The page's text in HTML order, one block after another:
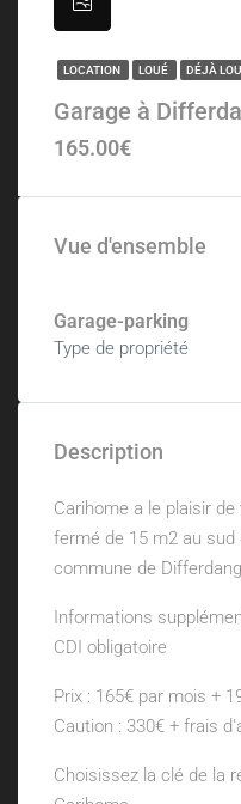
LOCATION LOUÉ DÉJÀ
Garage à
165.00€
Vue d'ensemble
Garage-parking
Type de propriété
Description
Carihome a le plaisir
fermé de 15 m2 au sud
commune de
Informations
CDI obligatoire
Prix : 165€ par mois +
Caution : 330€ + frais
Choisissez la clé de la